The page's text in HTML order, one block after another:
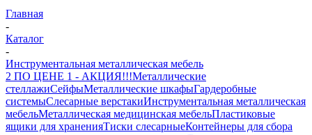
Главная
-
Каталог
-
Инструментальная металлическая мебель
2 ПО ЦЕНЕ 1 - АКЦИЯ!!!Металлические
стеллажиСейфыМеталлические шкафыГардеробные
системыСлесарные верстакиИнструментальная металлическая
мебельМеталлическая медицинская мебельПластиковые
ящики для храненияТиски слесарныеКонтейнеры для сбора